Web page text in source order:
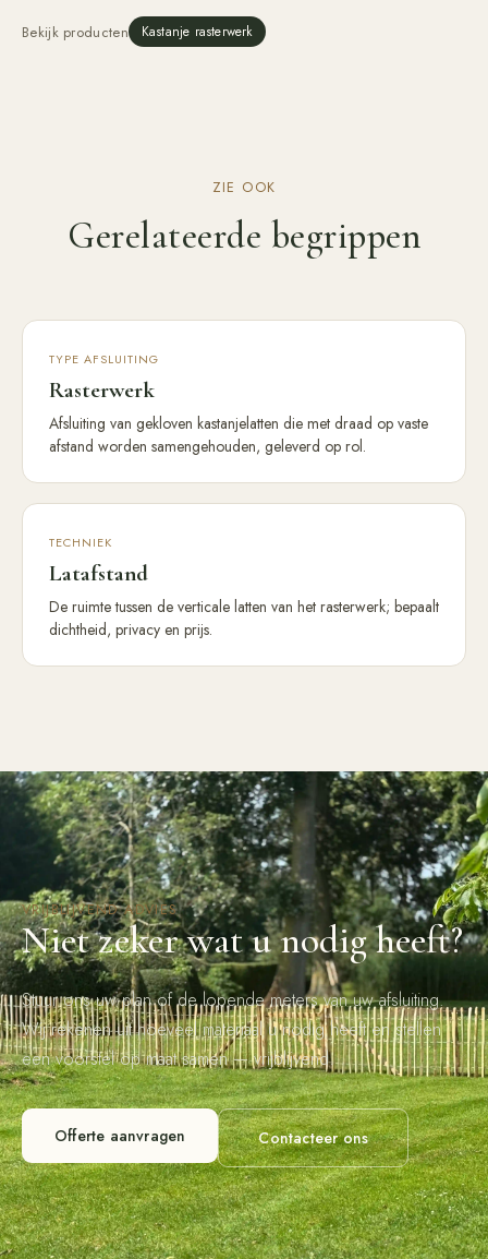
Bekijk producten Kastanje rasterwerk
ZIE OOK
Gerelateerde begrippen
TYPE AFSLUITING
Rasterwerk
Afsluiting van gekloven kastanjelatten die met draad op vaste
afstand worden samengehouden, geleverd op rol.
TECHNIEK
Latafstand
De ruimte tussen de verticale latten van het rasterwerk; bepaalt
dichtheid, privacy en prijs.
VRIJBLIJVEND ADVIES
Niet zeker wat u nodig heeft?
Stuur ons uw plan of de lopende meters van uw afsluiting.
Wij rekenen uit hoeveel materiaal u nodig heeft en stellen
een voorstel op maat samen — vrijblijvend.
Offerte aanvragen Contacteer ons